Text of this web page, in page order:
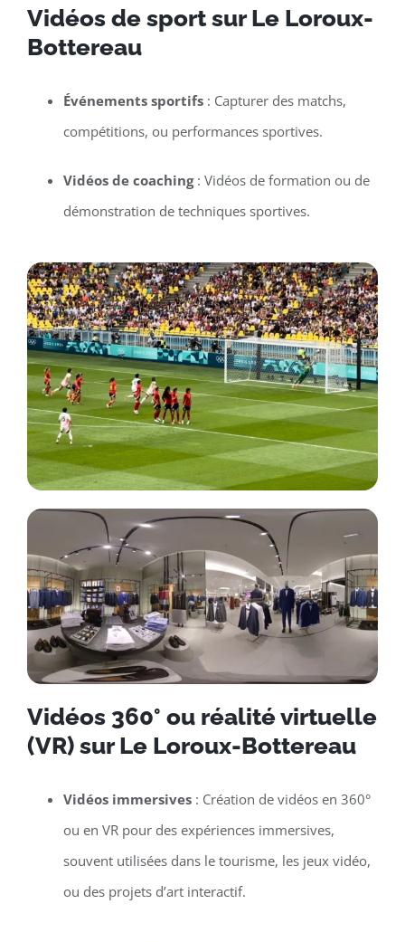
Vidéos de sport sur Le Loroux-
Bottereau
Événements sportifs: Capturer des matchs,
compétitions, ou performances sportives.
Vidéos de coaching: Vidéos de formation ou de
démonstration de techniques sportives.
Vidéos 360° ou réalité virtuelle
(VR) sur Le Loroux-Bottereau
Vidéos immersives: Création de vidéos en 360°
ou en VR pour des expériences immersives,
souvent utilisées dans le tourisme, les jeux vidéo,
ou des projets d’art interactif.